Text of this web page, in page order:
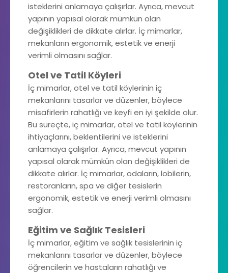
isteklerini anlamaya çalışırlar. Ayrıca, mevcut
yapının yapısal olarak mümkün olan
değişiklikleri de dikkate alırlar. İç mimarlar,
mekanların ergonomik, estetik ve enerji
verimli olmasını sağlar.
Otel ve Tatil Köyleri
İç mimarlar, otel ve tatil köylerinin iç
mekanlarını tasarlar ve düzenler, böylece
misafirlerin rahatlığı ve keyfi en iyi şekilde olur.
Bu süreçte, iç mimarlar, otel ve tatil köylerinin
ihtiyaçlarını, beklentilerini ve isteklerini
anlamaya çalışırlar. Ayrıca, mevcut yapının
yapısal olarak mümkün olan değişiklikleri de
dikkate alırlar. İç mimarlar, odaların, lobilerin,
restoranların, spa ve diğer tesislerin
ergonomik, estetik ve enerji verimli olmasını
sağlar.
Eğitim ve Sağlık Tesisleri
İç mimarlar, eğitim ve sağlık tesislerinin iç
mekanlarını tasarlar ve düzenler, böylece
öğrencilerin ve hastaların rahatlığı ve